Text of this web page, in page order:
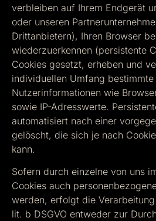
verbleiben auf Ihrem Endgerät
oder unseren
Drittanbietern), Ihren Browser
wiederzuerkennen (persistente
Cookies gesetzt, erheben und
individuellen Umfang bestimmte
Nutzerinformationen wie
sowie IP-Adresswerte.
automatisiert nach einer
gelöscht, die sich je nach
kann.
Sofern durch einzelne von uns
Cookies auch
werden, erfolgt die
lit. b DSGVO entweder zur